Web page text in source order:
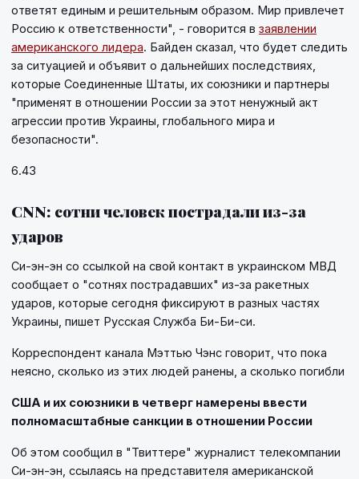
ответят единым и решительным образом. Мир привлечет
Россию к ответственности", - говорится в заявлении
американского лидера. Байден сказал, что будет следить
за ситуацией и объявит о дальнейших последствиях,
которые Соединенные Штаты, их союзники и партнеры
"применят в отношении России за этот ненужный акт
агрессии против Украины, глобального мира и
безопасности".
6.43
СNN: сотни человек пострадали из-за
ударов
Си-эн-эн со ссылкой на свой контакт в украинском МВД
сообщает о "сотнях пострадавших" из-за ракетных
ударов, которые сегодня фиксируют в разных частях
Украины, пишет Русская Служба Би-Би-си.
Корреспондент канала Мэттью Чэнс говорит, что пока
неясно, сколько из этих людей ранены, а сколько погибли
США и их союзники в четверг намерены ввести
полномасштабные санкции в отношении России
Об этом сообщил в "Твиттере" журналист телекомпании
Си-эн-эн, ссылаясь на представителя американской